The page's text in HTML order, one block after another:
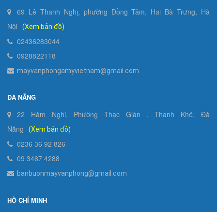
69 Lê Thanh Nghị, phường Đồng Tâm, Hai Bà Trưng, Hà
Nội
(Xem bản đồ)
02436283044
0928822118
mayvanphongamyvietnam@gmail.com
ĐÀ NẴNG
22 Hàm Nghi, Phường Thạc Gián , Thanh Khê, Đà
Nẵng
(Xem bản đồ)
0236 36 92 826
09 3467 4288
banbuonmayvanphong@gmail.com
HỒ CHÍ MINH